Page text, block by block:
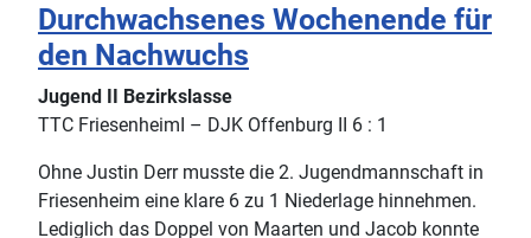
Durchwachsenes Wochenende für
den Nachwuchs
Jugend II Bezirkslasse
TTC FriesenheimI – DJK Offenburg II 6 : 1
Ohne Justin Derr musste die 2. Jugendmannschaft in
Friesenheim eine klare 6 zu 1 Niederlage hinnehmen.
Lediglich das Doppel von Maarten und Jacob konnte